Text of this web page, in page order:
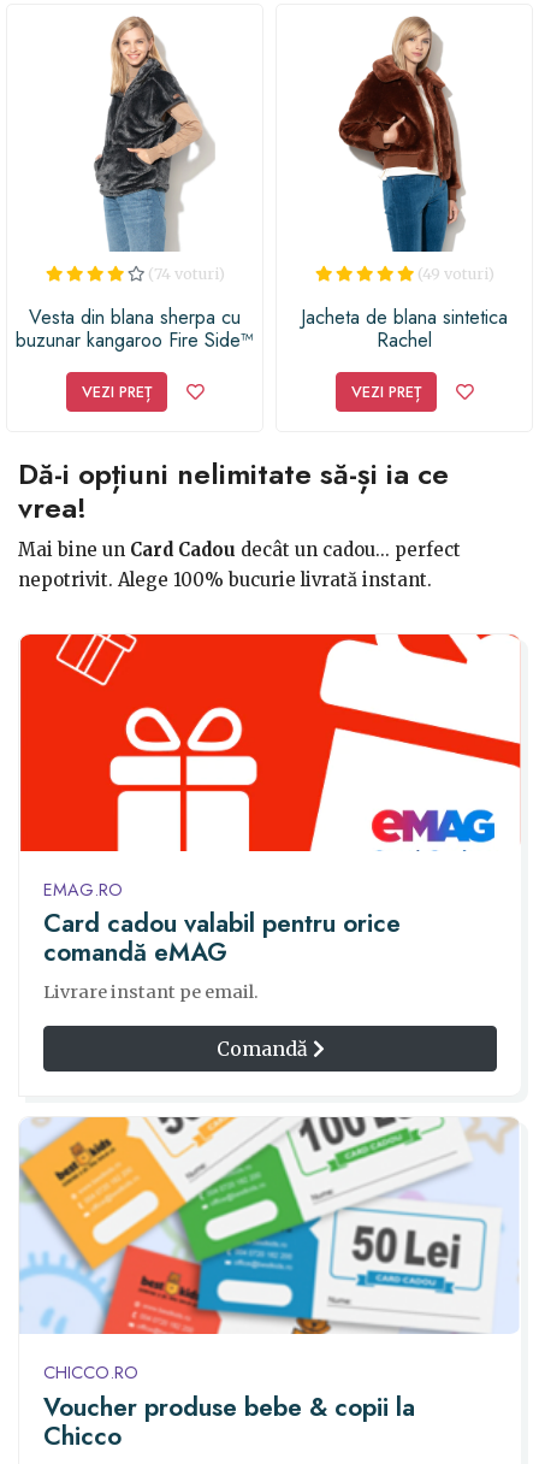
(74 voturi)
Vesta din blana sherpa cu
buzunar kangaroo Fire Side™
VEZI PREȚ
(49 voturi)
Jacheta de blana sintetica
Rachel
VEZI PREȚ
Dă-i opțiuni nelimitate să-și ia ce
vrea!
Mai bine un Card Cadou decât un cadou... perfect
nepotrivit. Alege 100% bucurie livrată instant.
EMAG.RO
Card cadou valabil pentru orice
comandă eMAG
Livrare instant pe email.
Comandă
CHICCO.RO
Voucher produse bebe & copii la
Chicco